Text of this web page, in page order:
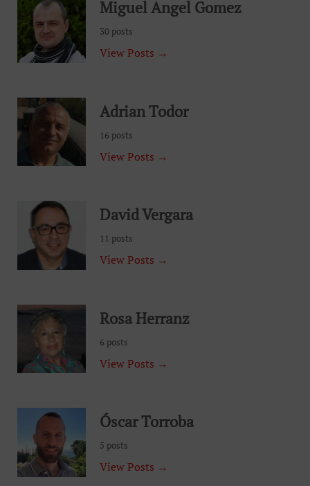
Miguel Angel Gomez
30 posts
View Posts →
Adrian Todor
16 posts
View Posts →
David Vergara
11 posts
View Posts →
Rosa Herranz
6 posts
View Posts →
Óscar Torroba
5 posts
View Posts →